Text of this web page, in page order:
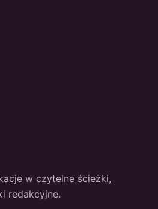
w czytelne ścieżki,
redakcyjne.